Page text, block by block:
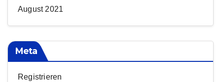
August 2021
Meta
Registrieren